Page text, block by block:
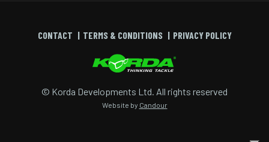
© Korda Developments Ltd. All rights reserved
Website by Candour
CONTACT TERMS & CONDITIONS PRIVACY POLICY